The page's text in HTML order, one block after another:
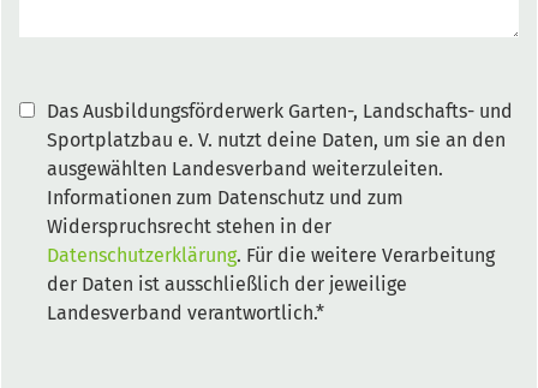
Das Ausbildungsförderwerk Garten-, Landschafts- und
Sportplatzbau e. V. nutzt deine Daten, um sie an den
ausgewählten Landesverband weiterzuleiten.
Informationen zum Datenschutz und zum
Widerspruchsrecht stehen in der
Datenschutzerklärung. Für die weitere Verarbeitung
der Daten ist ausschließlich der jeweilige
Landesverband verantwortlich.*